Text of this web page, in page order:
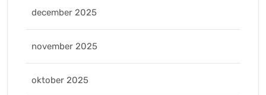
december 2025
november 2025
oktober 2025